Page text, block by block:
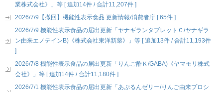
業株式会社》」等 [ 追加14件 / 合計11,207件 ]
2026/7/9【撤回】機能性表示食品 更新情報/消費者庁 [ 65件 ]
2026/7/9 機能性表示食品の届出更新「ヤナギランタブレットＣ/ヤナギラ
ン由来エノテインB)《株式会社東洋新薬》」等 [ 追加13件 / 合計11,193件
]
2026/7/8 機能性表示食品の届出更新「りんご酢Ｋ/GABA)《ヤマモリ株式
会社》」等 [ 追加14件 / 合計11,180件 ]
2026/7/1 機能性表示食品の届出更新「あぷるんゼリー/りんご由来プロシ